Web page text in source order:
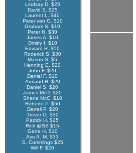
Lindsay D. $25
David S. $25
Laurent L. $40
Peter van G. $10
Graham S. $10
Peter N. $30
James A. $10
Dmitry I. $10
Edward R. $50
Roderick S. $30
Mason S. $5
Henning E. $20
John F. $20
Daniel F. $10
Armand H. $20
Daniel S. $20
James McD. $20
Shane McC. $10
Roberto P. $50
Derrell P. $20
Trevor O. $30
Patrick H. $25
Rick @SS $15
Gene H. $10
Aye A. M. $33
S. Cummings $25
Will F. $20